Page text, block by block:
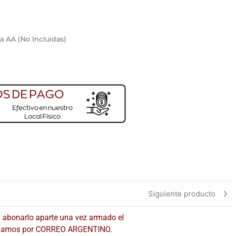
AA (No Incluidas)
Siguiente producto
abonarlo aparte una vez armado el
por CORREO ARGENTINO.